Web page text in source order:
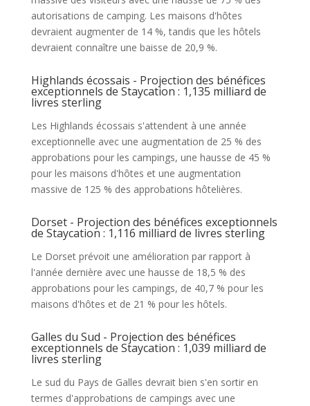
autorisations de camping. Les maisons d'hôtes
devraient augmenter de 14 %, tandis que les hôtels
devraient connaître une baisse de 20,9 %.
Highlands écossais - Projection des bénéfices
exceptionnels de Staycation : 1,135 milliard de
livres sterling
Les Highlands écossais s'attendent à une année
exceptionnelle avec une augmentation de 25 % des
approbations pour les campings, une hausse de 45 %
pour les maisons d'hôtes et une augmentation
massive de 125 % des approbations hôtelières.
Dorset - Projection des bénéfices exceptionnels
de Staycation : 1,116 milliard de livres sterling
Le Dorset prévoit une amélioration par rapport à
l'année dernière avec une hausse de 18,5 % des
approbations pour les campings, de 40,7 % pour les
maisons d'hôtes et de 21 % pour les hôtels.
Galles du Sud - Projection des bénéfices
exceptionnels de Staycation : 1,039 milliard de
livres sterling
Le sud du Pays de Galles devrait bien s'en sortir en
termes d'approbations de campings avec une